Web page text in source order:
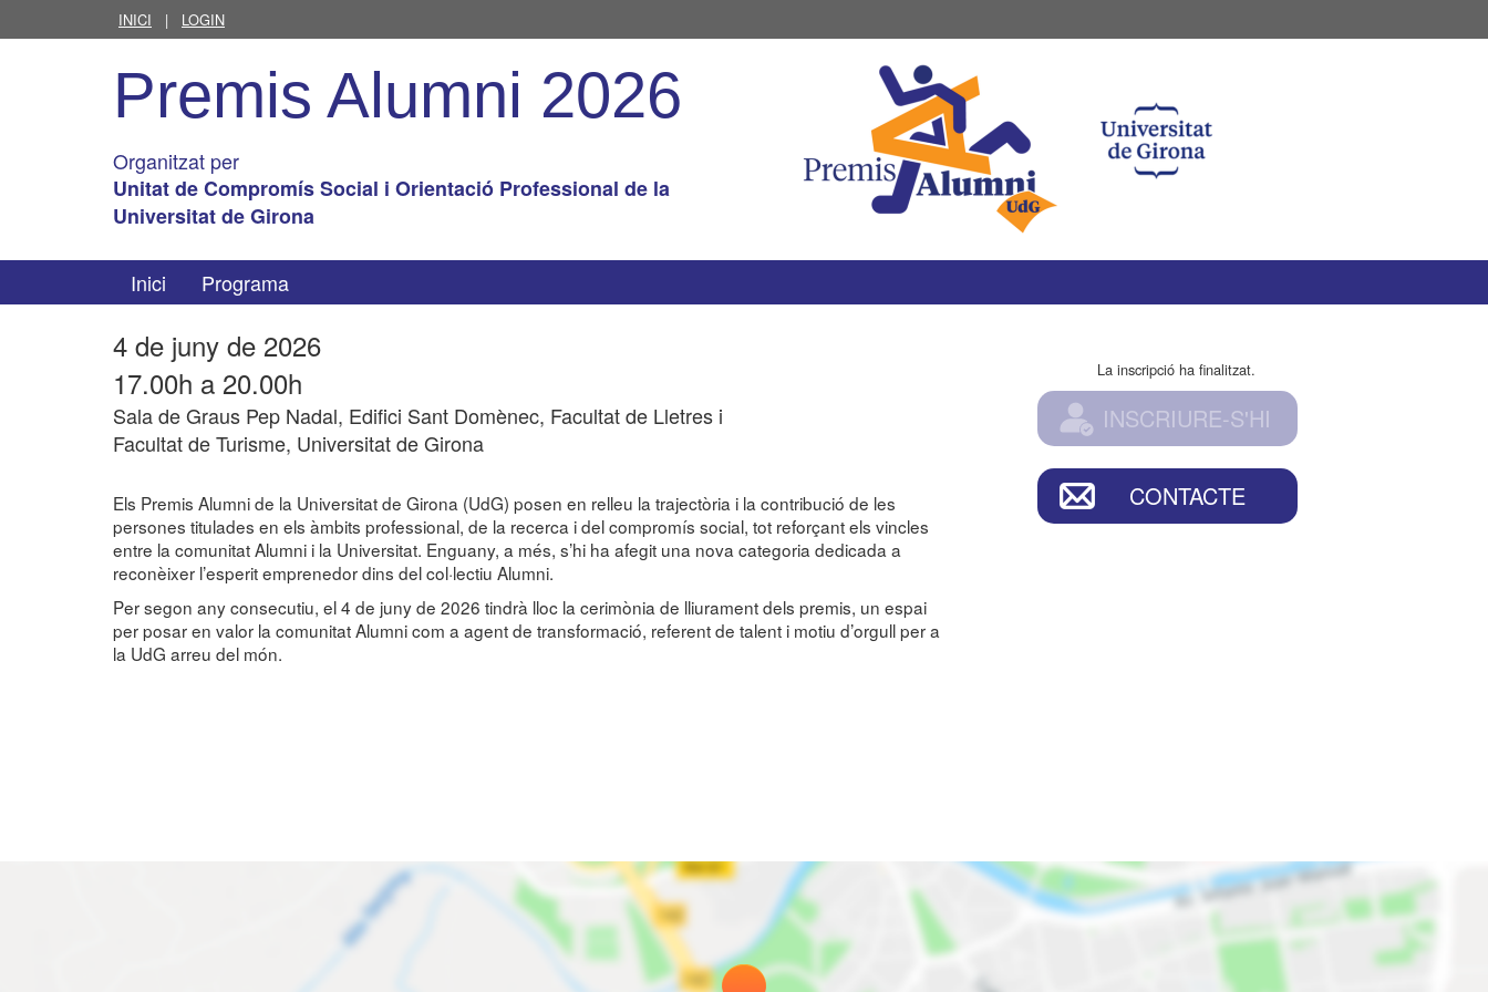
INICI | LOGIN
Premis Alumni 2026
Organitzat per
Unitat de Compromís Social i Orientació Professional de la
Universitat de Girona
Inici Programa
La inscripció ha finalitzat.
INSCRIURE-S'HI
CONTACTE
4 de juny de 2026
17.00h a 20.00h
Sala de Graus Pep Nadal, Edifici Sant Domènec, Facultat de Lletres i
Facultat de Turisme, Universitat de Girona
Els Premis Alumni de la Universitat de Girona (UdG) posen en relleu la trajectòria i la contribució de les
persones titulades en els àmbits professional, de la recerca i del compromís social, tot reforçant els vincles
entre la comunitat Alumni i la Universitat. Enguany, a més, s’hi ha afegit una nova categoria dedicada a
reconèixer l’esperit emprenedor dins del col·lectiu Alumni.
Per segon any consecutiu, el 4 de juny de 2026 tindrà lloc la cerimònia de lliurament dels premis, un espai
per posar en valor la comunitat Alumni com a agent de transformació, referent de talent i motiu d’orgull per a
la UdG arreu del món.